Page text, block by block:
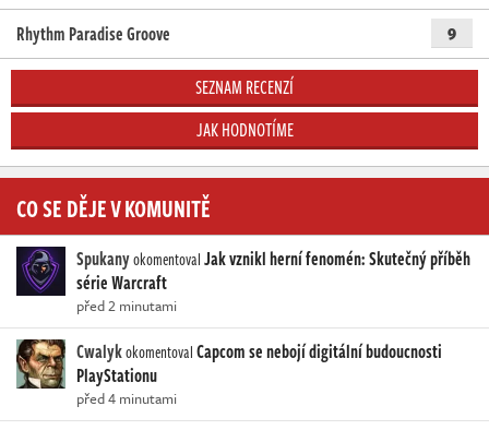
Rhythm Paradise Groove 9
SEZNAM RECENZÍ
JAK HODNOTÍME
CO SE DĚJE V KOMUNITĚ
SpukanyokomentovalJak vznikl herní fenomén: Skutečný příběh
série Warcraft
před 2 minutami
CwalykokomentovalCapcom se nebojí digitální budoucnosti
PlayStationu
před 4 minutami